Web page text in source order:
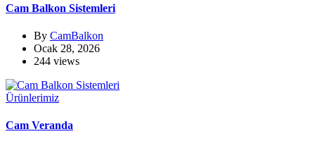
Cam Balkon Sistemleri
By CamBalkon
Ocak 28, 2026
244 views
Ürünlerimiz
Cam Veranda